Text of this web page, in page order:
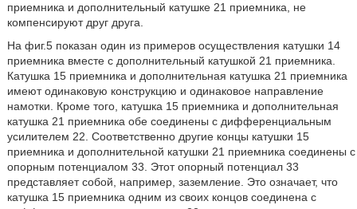
приемника и дополнительный катушке 21 приемника, не
компенсируют друг друга.
На фиг.5 показан один из примеров осуществления катушки 14
приемника вместе с дополнительный катушкой 21 приемника.
Катушка 15 приемника и дополнительная катушка 21 приемника
имеют одинаковую конструкцию и одинаковое направление
намотки. Кроме того, катушка 15 приемника и дополнительная
катушка 21 приемника обе соединены с дифференциальным
усилителем 22. Соответственно другие концы катушки 15
приемника и дополнительной катушки 21 приемника соединены с
опорным потенциалом 33. Этот опорный потенциал 33
представляет собой, например, заземление. Это означает, что
катушка 15 приемника одним из своих концов соединена с